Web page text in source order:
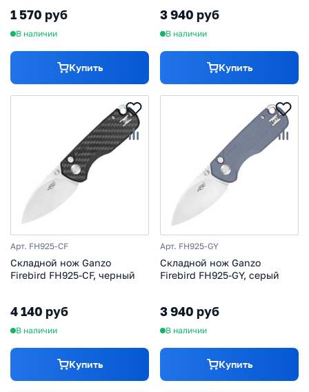
1 570 руб
В наличии
Купить
3 940 руб
В наличии
Купить
Арт. FH925-CF
Складной нож Ganzo
Firebird FH925-CF, черный
4 140 руб
В наличии
Купить
Арт. FH925-GY
Складной нож Ganzo
Firebird FH925-GY, серый
3 940 руб
В наличии
Купить